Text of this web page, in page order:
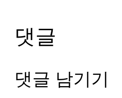
댓글
댓글 남기기